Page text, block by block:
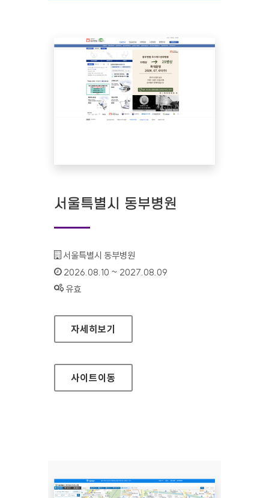
서울특별시 동부병원
기관명 :
서울특별시 동부병원
인증기간 :
2026.08.10 ~ 2027.08.09
상태 :
유효
서울특별시 동부병원
자세히보기
사이트이동